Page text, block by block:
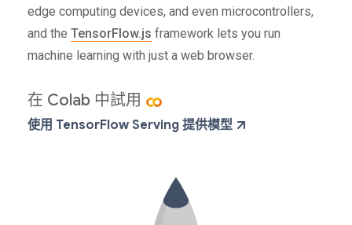
edge computing devices, and even microcontrollers,
and the TensorFlow.js framework lets you run
machine learning with just a web browser.
在 Colab 中試用
使用 TensorFlow Serving 提供模型